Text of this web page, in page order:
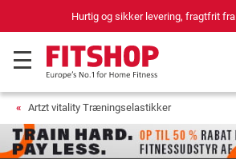
Hurtig og sikker levering, fragtfrit fra
Artzt vitality Træningselastikker